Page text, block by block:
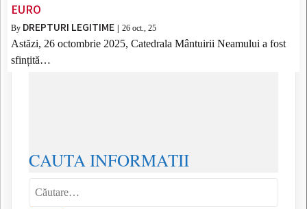
EURO
By DREPTURI LEGITIME | 26 oct., 25
Astăzi, 26 octombrie 2025, Catedrala Mântuirii Neamului a fost
sfințită…
CAUTA INFORMATII